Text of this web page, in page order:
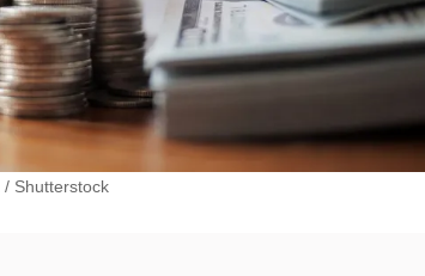
/ Shutterstock